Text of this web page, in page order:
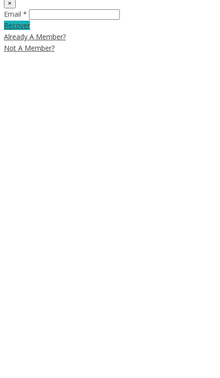
×
Email *
Recover
Already A Member?
Not A Member?